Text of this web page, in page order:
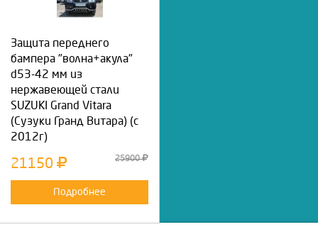
Защита переднего
бампера "волна+акула"
d53-42 мм из
нержавеющей стали
SUZUKI Grand Vitara
(Сузуки Гранд Витара) (с
2012г)
21150 25900
Подробнее